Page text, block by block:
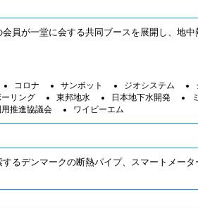
員が一堂に会する共同ブースを展開し、地
コロナ サンポット ジオシステム
リング
東邦地水 日本地下水開発
推進協議会
ワイビーエム
るデンマークの断熱パイプ、スマートメー